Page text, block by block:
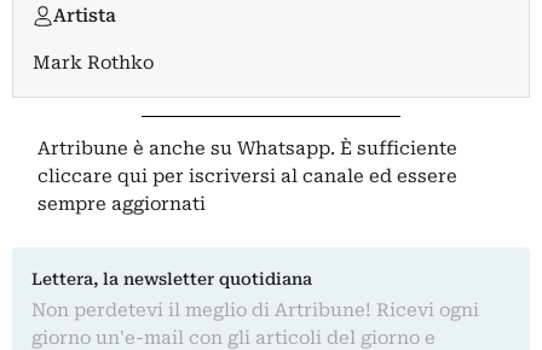
Artista
Mark Rothko
Artribune è anche su Whatsapp. È sufficiente
cliccare qui per iscriversi al canale ed essere
sempre aggiornati
Lettera, la newsletter quotidiana
Non perdetevi il meglio di Artribune! Ricevi ogni
giorno un'e-mail con gli articoli del giorno e